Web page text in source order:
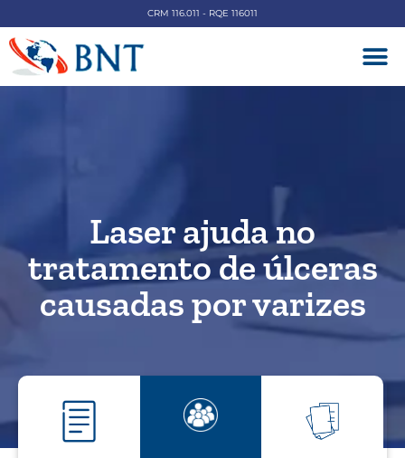
CRM 116.011 - RQE 116011
Laser ajuda no
tratamento de úlceras
causadas por varizes